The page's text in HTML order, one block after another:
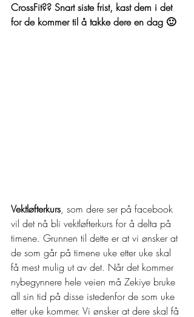
CrossFit?? Snart siste frist, kast dem i det
for de kommer til å takke dere en dag 🙂
Vektløfterkurs, som dere ser på facebook
vil det nå bli vektløfterkurs for å delta på
timene. Grunnen til dette er at vi ønsker at
de som går på timene uke etter uke skal
få mest mulig ut av det. Når det kommer
nybegynnere hele veien må Zekiye bruke
all sin tid på disse istedenfor de som uke
etter uke kommer. Vi ønsker at dere skal få